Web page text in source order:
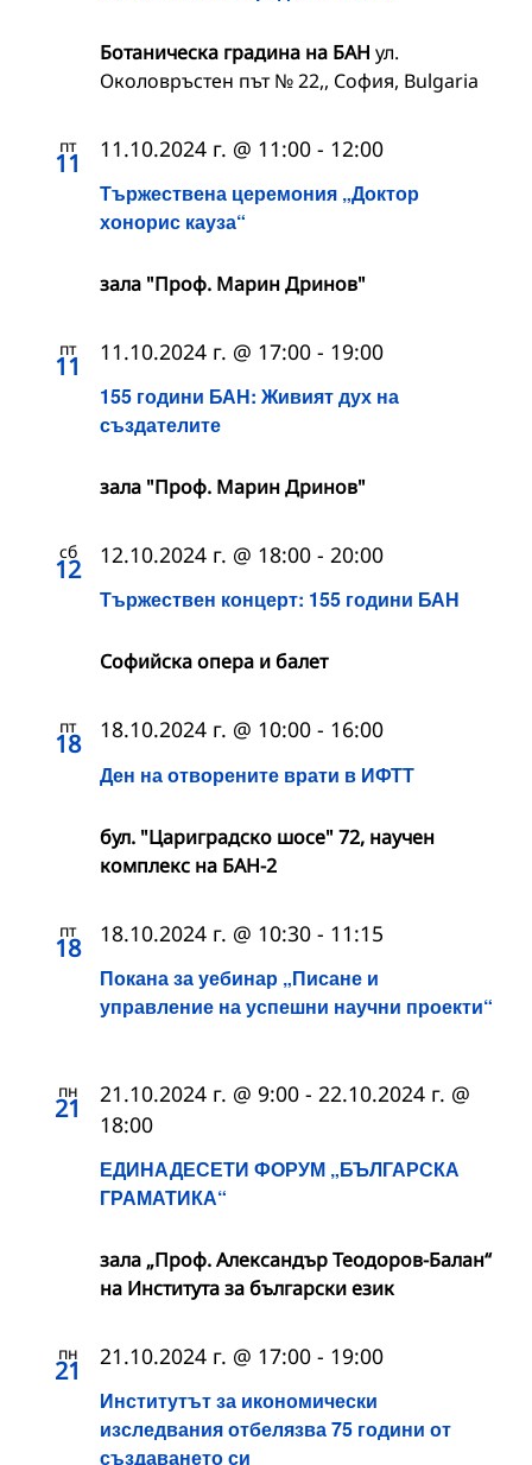
Ботаническа градина на БАН ул.
Околовръстен път № 22,, София, Bulgaria
пт
11
Тържествена церемония „Доктор
хонорис кауза“
11.10.2024 г. @ 11:00 - 12:00
зала "Проф. Марин Дринов"
пт
11
155 години БАН: Живият дух на
създателите
11.10.2024 г. @ 17:00 - 19:00
зала "Проф. Марин Дринов"
сб
12
Тържествен концерт: 155 години БАН
12.10.2024 г. @ 18:00 - 20:00
Софийска опера и балет
пт
18
Ден на отворените врати в ИФТТ
18.10.2024 г. @ 10:00 - 16:00
бул. "Цариградско шосе" 72, научен
комплекс на БАН-2
пт
18
Покана за уебинар „Писане и
управление на успешни научни проекти“
18.10.2024 г. @ 10:30 - 11:15
пн
21
ЕДИНАДЕСЕТИ ФОРУМ „БЪЛГАРСКА
ГРАМАТИКА“
21.10.2024 г. @ 9:00 - 22.10.2024 г. @
18:00
зала „Проф. Александър Теодоров-Балан“
на Института за български език
пн
21
Институтът за икономически
изследвания отбелязва 75 години от
създаването си
21.10.2024 г. @ 17:00 - 19:00